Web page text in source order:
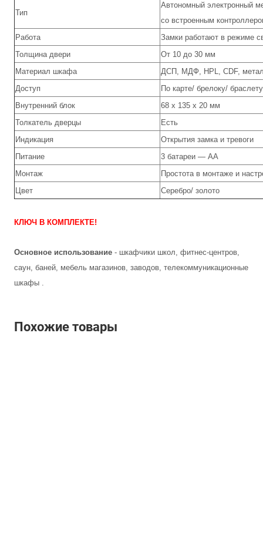
Тип
Автономный электронный
со встроенным
Работа
Замки работают в режиме
Толщина двери
От 10 до 30 мм
Материал шкафа
ДСП, МДФ, HPL, CDF,
Доступ
По карте/ брелоку/
Внутренний блок
68 х 135 х 20 мм
Толкатель дверцы
Есть
Индикация
Открытия замка и тревоги
Питание
3 батареи — АА
Монтаж
Простота в монтаже и
Цвет
Серебро/ золото
КЛЮЧ В КОМПЛЕКТЕ!
Основное использование - шкафчики школ, фитнес-центров,
саун, баней, мебель магазинов, заводов, телекоммуникационные
шкафы .
Похожие товары